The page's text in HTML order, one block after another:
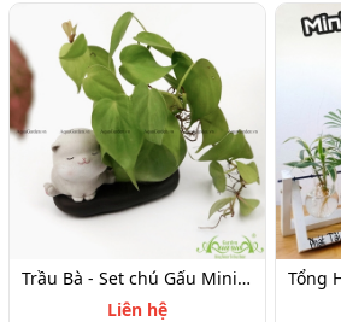
Trầu Bà - Set chú Gấu Miniplant
Liên hệ